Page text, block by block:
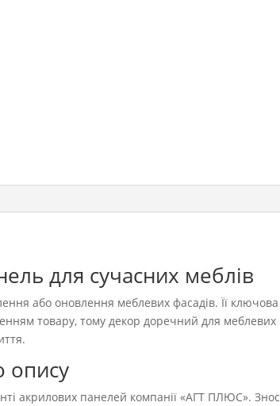
для сучасних меблів
або оновлення меблевих фасадів. Її ключова
товару, тому декор доречний для меблевих
опису
акрилових панелей компанії «АГТ ПЛЮС».